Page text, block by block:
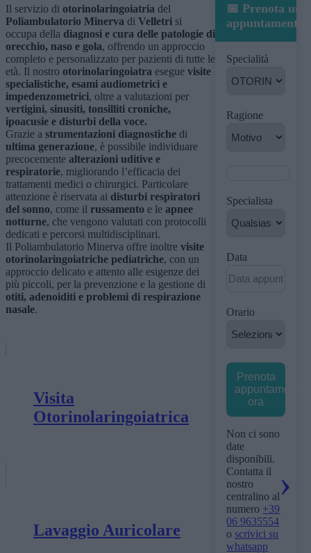
📅 Prenota un
appuntamento
Specialità
Ragione
Specialista
Data
Orario
Prenota
appuntamento
ora
Non ci sono
date
disponibili.
Contatta il
nostro
centralino al
numero +39
06 9635554
o scrivici su
whatsapp
Il servizio di otorinolaringoiatria del
Poliambulatorio Minerva di Velletri si
occupa della diagnosi e cura delle patologie di
orecchio, naso e gola, offrendo un approccio
completo e personalizzato per pazienti di tutte le
età. Il nostro otorinolaringoiatra esegue visite
specialistiche, esami audiometrici e
impedenzometrici, oltre a valutazioni per
vertigini, sinusiti, tonsilliti croniche,
ipoacusie e disturbi della voce.
Grazie a strumentazioni diagnostiche di
ultima generazione, è possibile individuare
precocemente alterazioni uditive e
respiratorie, migliorando l’efficacia dei
trattamenti medici o chirurgici. Particolare
attenzione è riservata ai disturbi respiratori
del sonno, come il russamento e le apnee
notturne, che vengono valutati con protocolli
dedicati e percorsi multidisciplinari.
Il Poliambulatorio Minerva offre inoltre visite
otorinolaringoiatriche pediatriche, con un
approccio delicato e attento alle esigenze dei
più piccoli, per la prevenzione e la gestione di
otiti, adenoiditi e problemi di respirazione
nasale.
Visita
Otorinolaringoiatrica
Lavaggio Auricolare